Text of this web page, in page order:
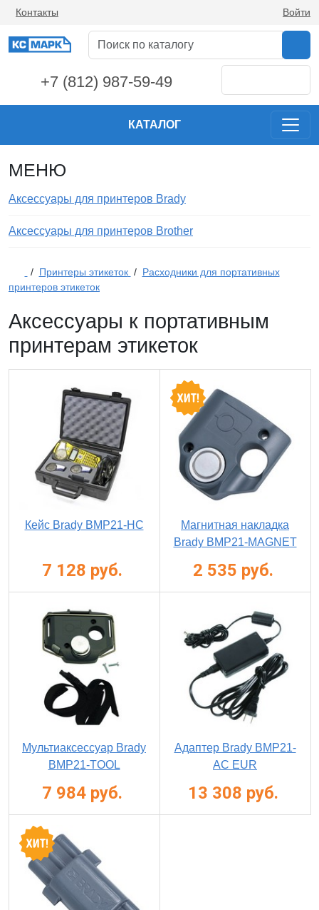
Контакты Войти
+7 (812) 987-59-49
КАТАЛОГ
МЕНЮ
Аксессуары для принтеров Brady
Аксессуары для принтеров Brother
/ Принтеры этикеток / Расходники для портативных
принтеров этикеток
Аксессуары к портативным
принтерам этикеток
Кейс Brady BMP21-HC
7 128 руб.
Магнитная накладка
Brady BMP21-MAGNET
2 535 руб.
Мультиаксессуар Brady
BMP21-TOOL
7 984 руб.
Адаптер Brady BMP21-
AC EUR
13 308 руб.